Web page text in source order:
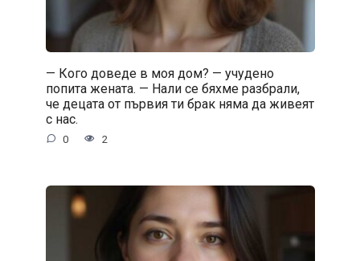
— Кого доведе в моя дом? — учудено
попита жената. — Нали се бяхме разбрали,
че децата от първия ти брак няма да живеят
с нас.
0 2